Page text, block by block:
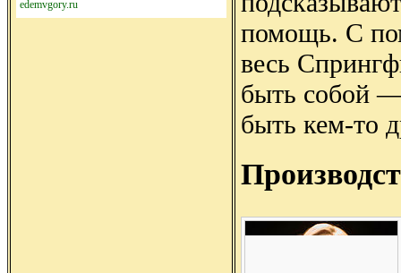
edemvgory.ru
помощь. С
весь
быть собой
быть кем-то